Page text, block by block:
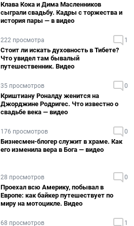
Клава Кока и Дима Масленников
сыграли свадьбу. Кадры с торжества и
история пары — в видео
222 просмотра 1
Стоит ли искать духовность в Тибете?
Что увидел там бывалый
путешественник. Видео
35 просмотров 0
Криштиану Роналду женится на
Джорджине Родригес. Что известно о
свадьбе века — видео
176 просмотров 0
Бизнесмен-блогер служит в храме. Как
его изменила вера в Бога — видео
28 просмотров 0
Проехал всю Америку, побывал в
Европе: как байкер путешествует по
миру на мотоцикле. Видео
68 просмотров 1